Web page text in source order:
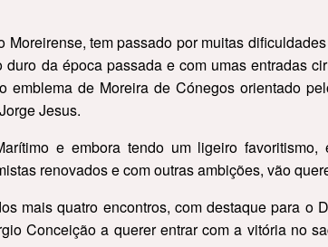
Moreirense, tem passado por muitas
da época passada e com umas entradas
emblema de Moreira de Cónegos orientado
Jesus.
e embora tendo um ligeiro
renovados e com outras ambições, vão
mais quatro encontros, com destaque para o
Conceição a querer entrar com a vitória no